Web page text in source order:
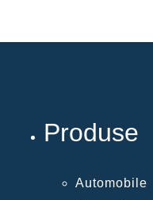
Produse
Automobile